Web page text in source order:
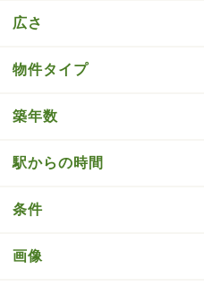
広さ
物件タイプ
築年数
駅からの時間
条件
画像